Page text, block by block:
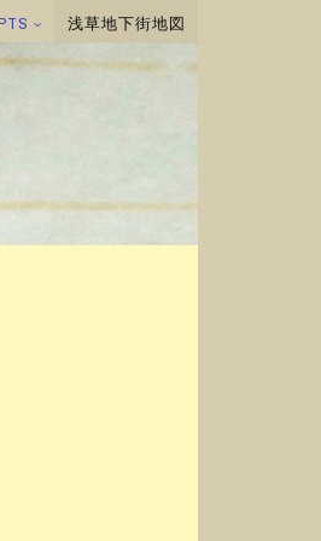
浅草地下街地図